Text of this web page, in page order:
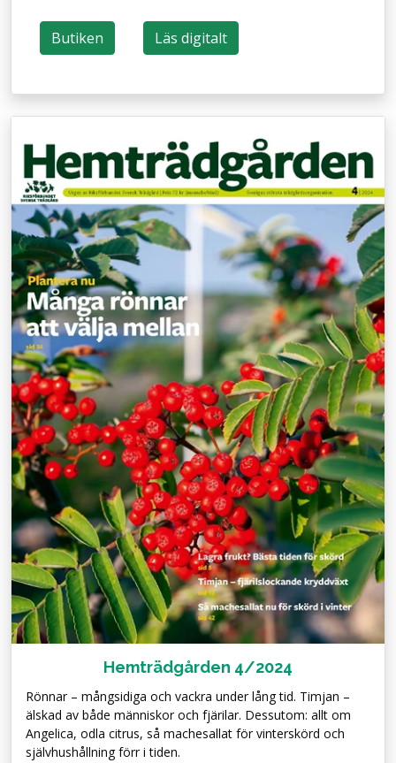
Butiken Läs digitalt
Hemträdgården 4/2024
Rönnar – mångsidiga och vackra under lång tid. Timjan –
älskad av både människor och fjärilar. Dessutom: allt om
Angelica, odla citrus, så machesallat för vinterskörd och
självhushållning förr i tiden.